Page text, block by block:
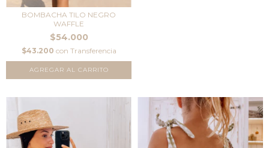
BOMBACHA TILO NEGRO
WAFFLE
$54.000
$43.200 con Transferencia
AGREGAR AL CARRITO